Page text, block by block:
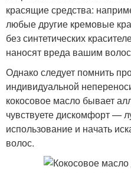
красящие средства:
любые другие кремовые
без синтетических
наносят вреда вашим
Однако следует помнить
индивидуальной
кокосовое масло бывает
чувствуете дискомфорт —
использование и начать
волос.